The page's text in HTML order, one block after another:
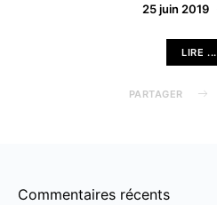
25 juin 2019
LIRE ...
PARTAGER
Commentaires récents